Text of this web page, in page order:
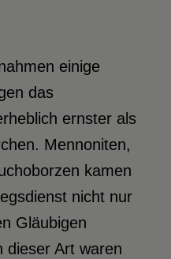
einige
das
ernster als
Mennoniten,
kamen
nicht nur
Gläubigen
dieser Art waren